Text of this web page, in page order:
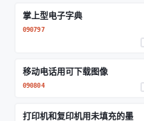
掌上型电子字典
090797
移动电话用可下载图像
090804
打印机和复印机用未填充的墨